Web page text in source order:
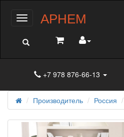
МенюАРНЕМ
+7 978 876-66-13
Производитель Россия